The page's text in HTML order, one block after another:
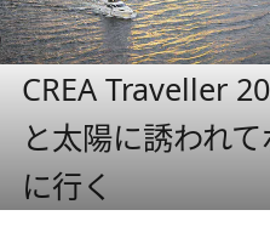
CREA Traveller
と太陽に誘われ
に行く